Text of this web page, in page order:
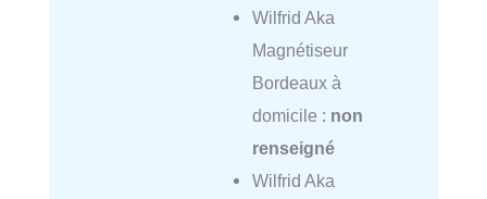
Wilfrid Aka
Magnétiseur
Bordeaux à
domicile : non
renseigné
Wilfrid Aka